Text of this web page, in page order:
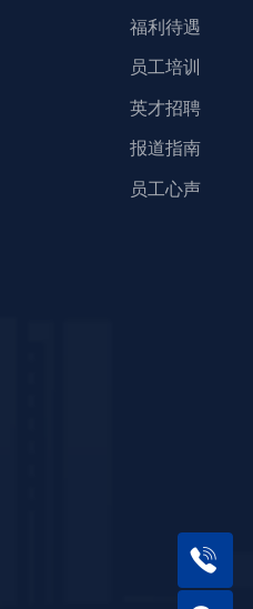
福利待遇
员工培训
英才招聘
报道指南
员工心声